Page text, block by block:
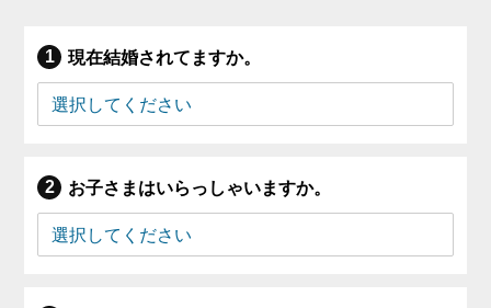
現在結婚されてますか。
お子さまはいらっしゃいますか。